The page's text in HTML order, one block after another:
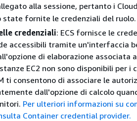
alla sessione, pertanto i
fornite le credenziali del ruolo.
credenziali: ECS fornisce le
accessibili tramite un'interfaccia
di elaborazione associata
EC2 non sono disponibili per i
ti consentono di associare le
dall'opzione di calcolo
Per ulteriori informazioni su
Container credential provider.